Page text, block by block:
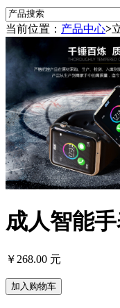
当前位置： 产品中心>
成人智能
￥268.00 元